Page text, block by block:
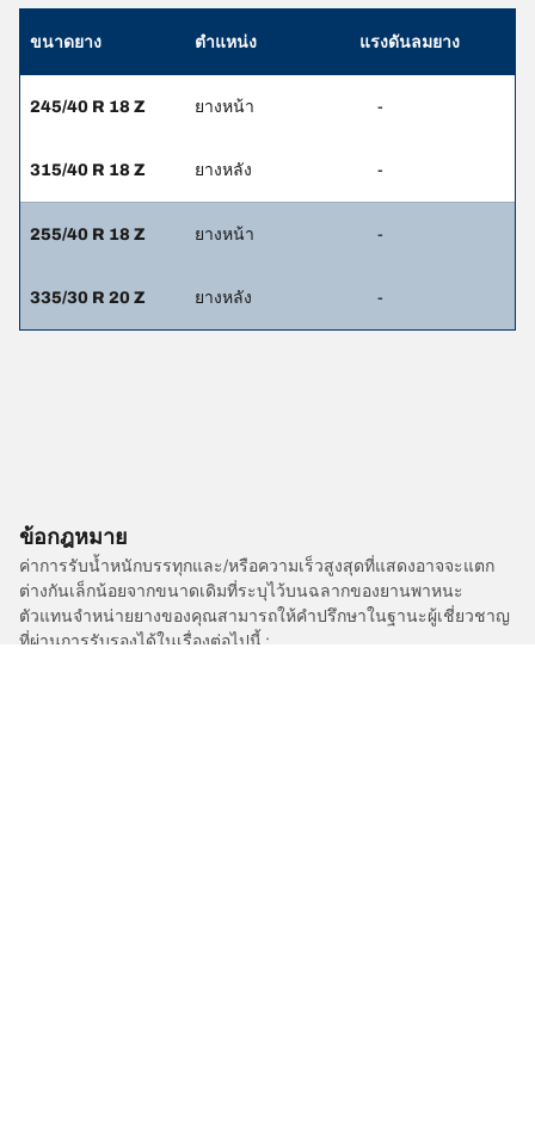
ขนาดยาง ตำแหน่ง แรงดันลมยาง
245/40 R 18 Z ยางหน้า -
315/40 R 18 Z ยางหลัง -
255/40 R 18 Z ยางหน้า -
335/30 R 20 Z ยางหลัง -
ข้อกฎหมาย
ค่าการรับน้ำหนักบรรทุกและ/หรือความเร็วสูงสุดที่แสดงอาจจะแตก
ต่างกันเล็กน้อยจากขนาดเดิมที่ระบุไว้บนฉลากของยานพาหนะ
ตัวแทนจำหน่ายยางของคุณสามารถให้คำปรึกษาในฐานะผู้เชี่ยวชาญ
ที่ผ่านการรับรองได้ในเรื่องต่อไปนี้ :